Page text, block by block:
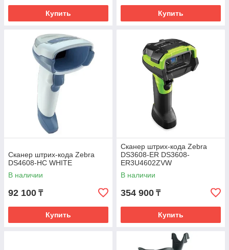
Купить Купить
Сканер штрих-кода Zebra
DS4608-HC WHITE
В наличии
92 100 ₸
Купить
Сканер штрих-кода Zebra
DS3608-ER DS3608-
ER3U4602ZVW
В наличии
354 900 ₸
Купить